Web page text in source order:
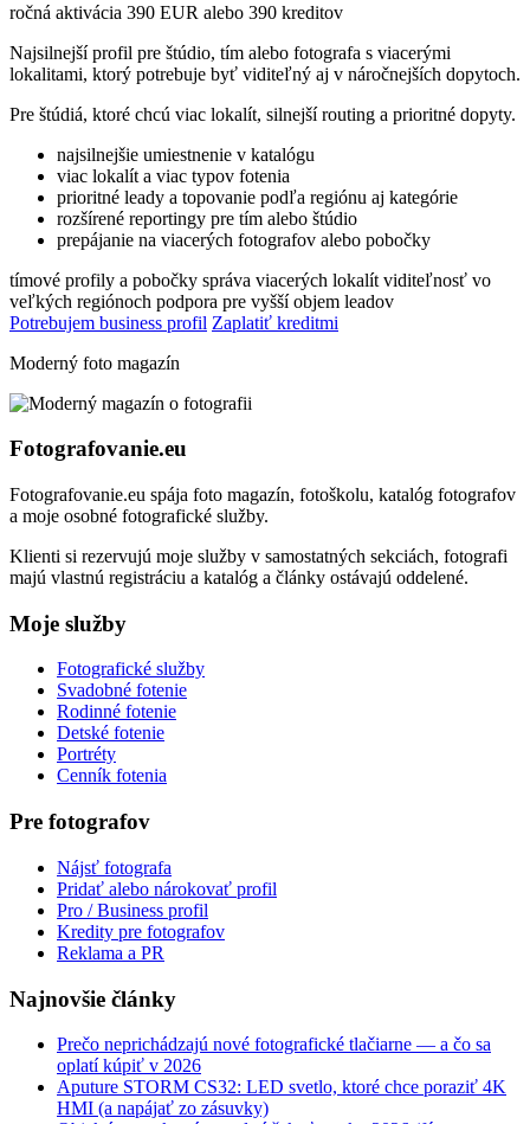
ročná aktivácia 390 EUR alebo 390 kreditov
Najsilnejší profil pre štúdio, tím alebo fotografa s viacerými
lokalitami, ktorý potrebuje byť viditeľný aj v náročnejších dopytoch.
Pre štúdiá, ktoré chcú viac lokalít, silnejší routing a prioritné dopyty.
najsilnejšie umiestnenie v katalógu
viac lokalít a viac typov fotenia
prioritné leady a topovanie podľa regiónu aj kategórie
rozšírené reportingy pre tím alebo štúdio
prepájanie na viacerých fotografov alebo pobočky
tímové profily a pobočky správa viacerých lokalít viditeľnosť vo
veľkých regiónoch podpora pre vyšší objem leadov
Potrebujem business profil Zaplatiť kreditmi
Moderný foto magazín
Fotografovanie.eu
Fotografovanie.eu spája foto magazín, fotoškolu, katalóg fotografov
a moje osobné fotografické služby.
Klienti si rezervujú moje služby v samostatných sekciách, fotografi
majú vlastnú registráciu a katalóg a články ostávajú oddelené.
Moje služby
Fotografické služby
Svadobné fotenie
Rodinné fotenie
Detské fotenie
Portréty
Cenník fotenia
Pre fotografov
Nájsť fotografa
Pridať alebo nárokovať profil
Pro / Business profil
Kredity pre fotografov
Reklama a PR
Najnovšie články
Prečo neprichádzajú nové fotografické tlačiarne — a čo sa
oplatí kúpiť v 2026
Aputure STORM CS32: LED svetlo, ktoré chce poraziť 4K
HMI (a napájať zo zásuvky)